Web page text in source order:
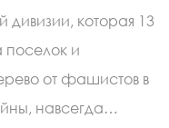
дивизии, которая 13
поселок и
от фашистов в
навсегда…